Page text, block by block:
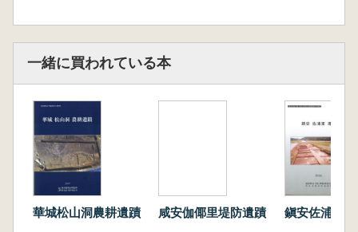
一緒に買われている本
華城松山洞農耕遺蹟 咸安伽倻里堤防遺蹟 鎭安佐浦里